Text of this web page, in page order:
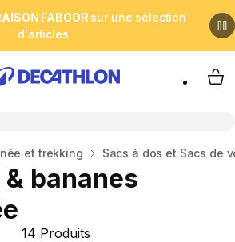
FABOOR sur une sélection
d'articles
My
et trekking Sacs à dos et Sacs de
bananes
14 Produits